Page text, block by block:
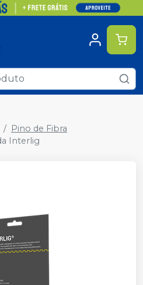
Pino de Fibra
Interlig